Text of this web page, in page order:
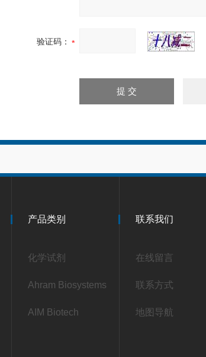
验证码：
产品类别
化学试剂
Ahram Biosystems
AIM Biotech
联系我们
在线留言
联系方式
地图导航